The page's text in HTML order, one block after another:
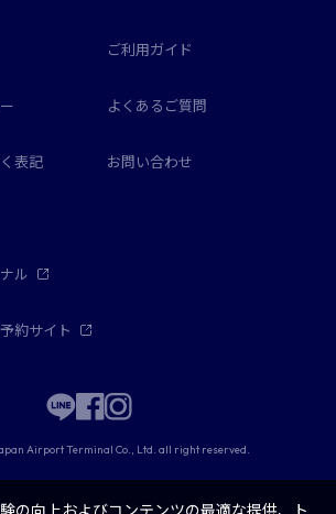
ご利用ガイド
よくあるご質問
表記 お問い合わせ
ル
約サイト
Airport Terminal Co., Ltd. all right reserved.